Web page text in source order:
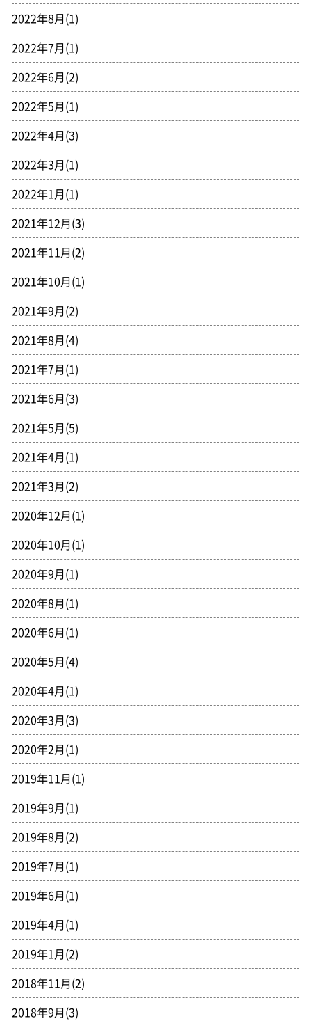
2022年8月(1)
2022年7月(1)
2022年6月(2)
2022年5月(1)
2022年4月(3)
2022年3月(1)
2022年1月(1)
2021年12月(3)
2021年11月(2)
2021年10月(1)
2021年9月(2)
2021年8月(4)
2021年7月(1)
2021年6月(3)
2021年5月(5)
2021年4月(1)
2021年3月(2)
2020年12月(1)
2020年10月(1)
2020年9月(1)
2020年8月(1)
2020年6月(1)
2020年5月(4)
2020年4月(1)
2020年3月(3)
2020年2月(1)
2019年11月(1)
2019年9月(1)
2019年8月(2)
2019年7月(1)
2019年6月(1)
2019年4月(1)
2019年1月(2)
2018年11月(2)
2018年9月(3)